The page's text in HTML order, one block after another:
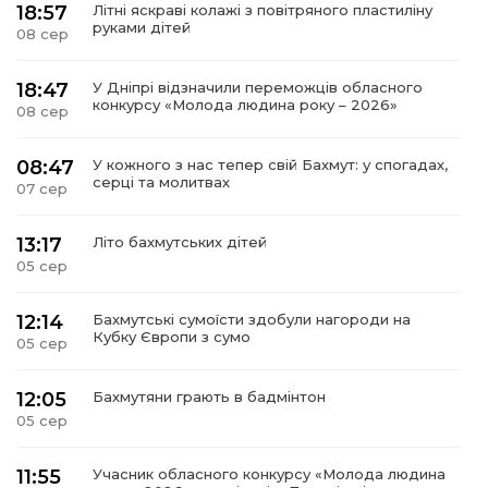
18:57
08 сер
Літні яскраві колажі з повітряного пластиліну
руками дітей
18:47
08 сер
У Дніпрі відзначили переможців обласного
конкурсу «Молода людина року – 2026»
08:47
07 сер
У кожного з нас тепер свій Бахмут: у спогадах,
серці та молитвах
13:17
05 сер
Літо бахмутських дітей
12:14
05 сер
Бахмутські сумоїсти здобули нагороди на
Кубку Європи з сумо
12:05
05 сер
Бахмутяни грають в бадмінтон
11:55
Учасник обласного конкурсу «Молода людина